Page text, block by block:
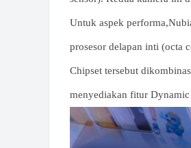
Untuk aspek
prosesor delapan inti (octa
Chipset tersebut
menyediakan fitur